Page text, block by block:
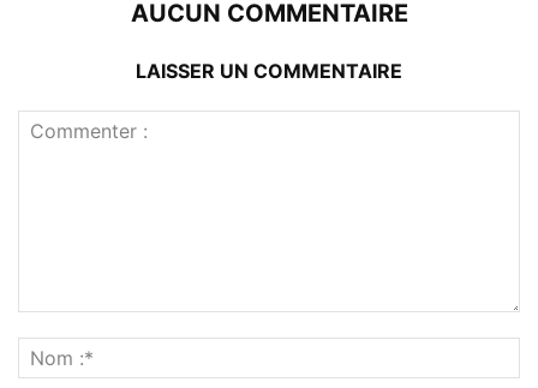
AUCUN COMMENTAIRE
LAISSER UN COMMENTAIRE